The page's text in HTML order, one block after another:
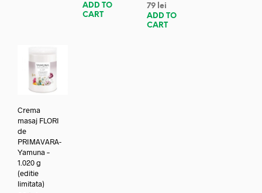
ADD TO
CART
79 lei
ADD TO
CART
Crema
masaj FLORI
de
PRIMAVARA-
Yamuna –
1.020 g
(editie
limitata)